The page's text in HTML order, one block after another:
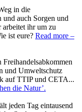
in die
auch Sorgen und
ihr um zu
ist eure? Read more –
Freihandelsabkommen
und Umweltschutz
auf TTIP und CETA...
die Natur’.
jeden Tag eintausend